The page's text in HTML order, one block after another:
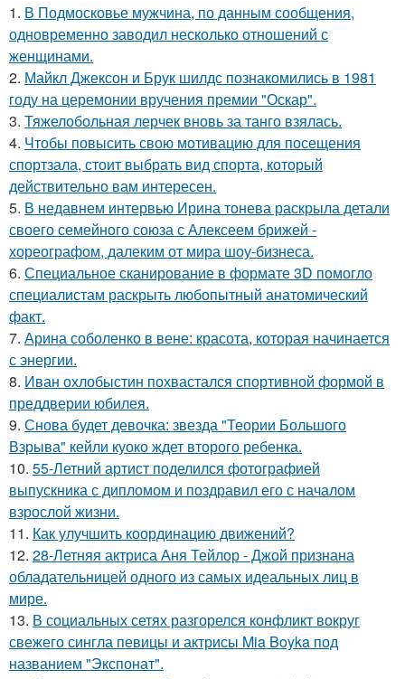
1. В Подмосковье мужчина, по данным сообщения,
одновременно заводил несколько отношений с
женщинами.
2. Майкл Джексон и Брук шилдс познакомились в 1981
году на церемонии вручения премии "Оскар".
3. Тяжелобольная лерчек вновь за танго взялась.
4. Чтобы повысить свою мотивацию для посещения
спортзала, стоит выбрать вид спорта, который
действительно вам интересен.
5. В недавнем интервью Ирина тонева раскрыла детали
своего семейного союза с Алексеем брижей -
хореографом, далеким от мира шоу-бизнеса.
6. Специальное сканирование в формате 3D помогло
специалистам раскрыть любопытный анатомический
факт.
7. Арина соболенко в вене: красота, которая начинается
с энергии.
8. Иван охлобыстин похвастался спортивной формой в
преддверии юбилея.
9. Снова будет девочка: звезда "Теории Большого
Взрыва" кейли куоко ждет второго ребенка.
10. 55-Летний артист поделился фотографией
выпускника с дипломом и поздравил его с началом
взрослой жизни.
11. Как улучшить координацию движений?
12. 28-Летняя актриса Аня Тейлор - Джой признана
обладательницей одного из самых идеальных лиц в
мире.
13. В социальных сетях разгорелся конфликт вокруг
свежего сингла певицы и актрисы Mia Boyka под
названием "Экспонат".